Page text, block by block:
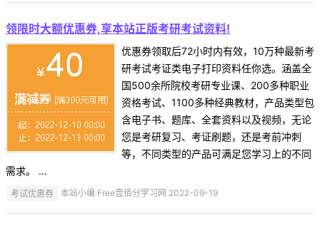
领限时大额优惠券,享本站正版考研考试资料!
优惠券领取后72小时内有效，10万种最新考
研考试考证类电子打印资料任你选。涵盖全
国500余所院校考研专业课、200多种职业
资格考试、1100多种经典教材，产品类型包
含电子书、题库、全套资料以及视频，无论
您是考研复习、考证刷题，还是考前冲刺
等，不同类型的产品可满足您学习上的不同
需求。 ...
考试优惠券 本站小编 Free壹佰分学习网 2022-09-19